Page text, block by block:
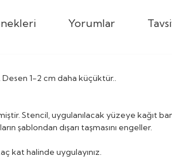
Yorumlar
Desen 1-2 cm daha küçüktür..
Stencil, uygulanılacak yüzeye kağıt bant
şablondan dışarı taşmasını engeller.
kat halinde uygulayınız.